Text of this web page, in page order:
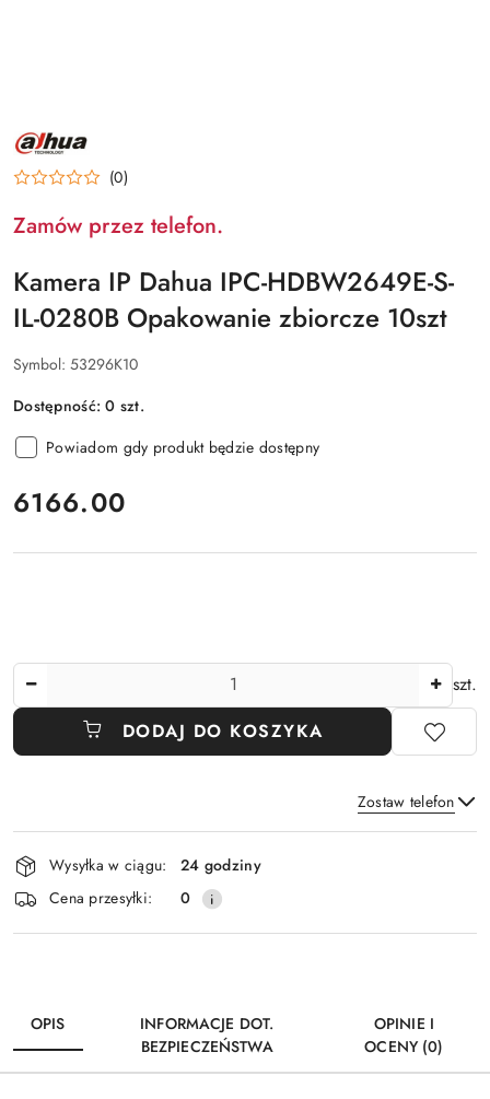
NAZWA
PRODUCENTA:
DAHUA
(0)
Zamów przez telefon.
Kamera IP Dahua IPC-HDBW2649E-S-
IL-0280B Opakowanie zbiorcze 10szt
Symbol: 53296K10
Dostępność:0 szt.
Powiadom gdy produkt będzie dostępny
cena:
6166.00
szt.
DODAJ DO KOSZYKA
Zostaw telefon
Wyślij
Dostępność
i
dostawa
Wysyłka w ciągu:
24 godziny
Cena przesyłki:
0
OPIS
INFORMACJE DOT.
BEZPIECZEŃSTWA
OPINIE I
OCENY (0)